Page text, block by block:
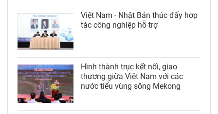
Việt Nam - Nhật Bản thúc đẩy hợp
tác công nghiệp hỗ trợ
Hình thành trục kết nối, giao
thương giữa Việt Nam với các
nước tiểu vùng sông Mekong